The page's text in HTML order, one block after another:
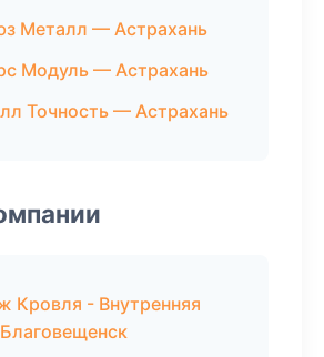
Металл — Астрахань
Модуль — Астрахань
Точность — Астрахань
Кровля - Внутренняя